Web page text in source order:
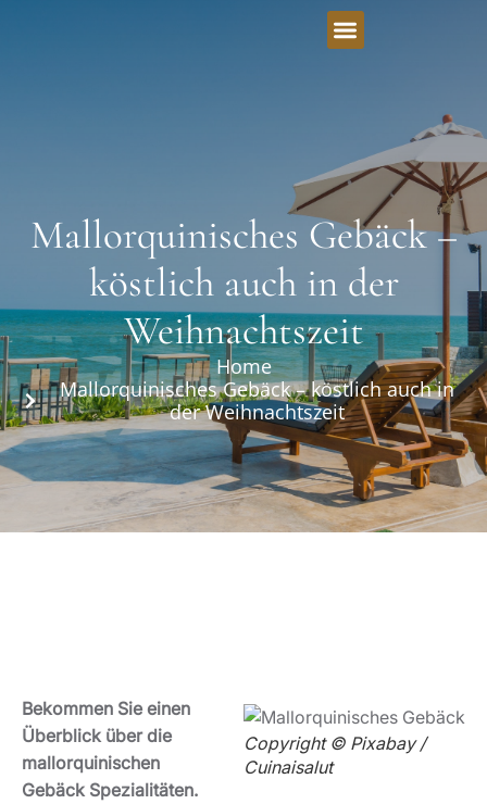
Mallorquinisches Gebäck –
köstlich auch in der
Weihnachtszeit
Home
Mallorquinisches Gebäck – köstlich auch in
der Weihnachtszeit
Copyright © Pixabay /
Cuinaisalut
Bekommen Sie einen
Überblick über die
mallorquinischen
Gebäck Spezialitäten.